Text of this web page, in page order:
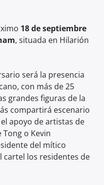
18 de septiembre
, situada en Hilarión
será la presencia
con más de 25
grandes figuras de la
compartirá escenario
apoyo de artistas de
o Kevin
del mítico
cartel los residentes de